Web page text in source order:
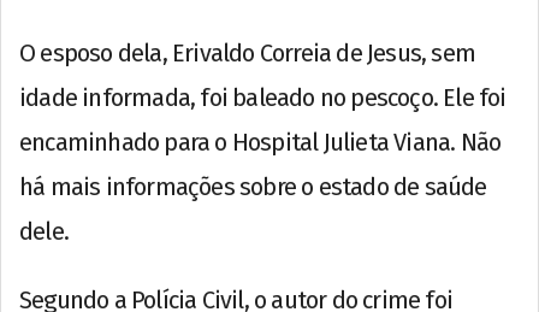
O esposo dela, Erivaldo Correia de Jesus, sem
idade informada, foi baleado no pescoço. Ele foi
encaminhado para o Hospital Julieta Viana. Não
há mais informações sobre o estado de saúde
dele.
Segundo a Polícia Civil, o autor do crime foi